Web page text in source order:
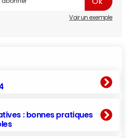
Voir un exemple
: bonnes pratiques